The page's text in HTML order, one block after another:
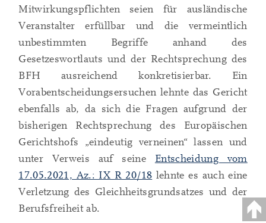
Mitwirkungspflichten seien für ausländische
Veranstalter erfüllbar und die vermeintlich
unbestimmten Begriffe anhand des
Gesetzeswortlauts und der Rechtsprechung des
BFH ausreichend konkretisierbar. Ein
Vorabentscheidungsersuchen lehnte das Gericht
ebenfalls ab, da sich die Fragen aufgrund der
bisherigen Rechtsprechung des Europäischen
Gerichtshofs „eindeutig verneinen“ lassen und
unter Verweis auf seine Entscheidung vom
17.05.2021, Az.: IX R 20/18 lehnte es auch eine
Verletzung des Gleichheitsgrundsatzes und der
Berufsfreiheit ab.